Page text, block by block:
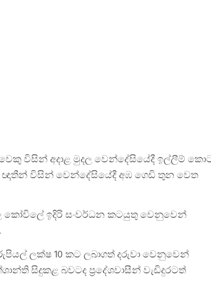
විසින් අදාළ මුදල වෙන්දේසියේදී ඉල්ලීම්
ඥාතීන් විසින් වෙන්දේසියේදී අඹ ගෙඩි තුන වෙත
ඉදිරි සංවර්ධන කටයුතු වෙනුවෙන්
ලක්ෂ 10 කට ලබාගත් දරුවා වෙනුවෙන්
සිදුකළ බවටද ප්‍රදේශවාසීන් වැඩිදුරටත්